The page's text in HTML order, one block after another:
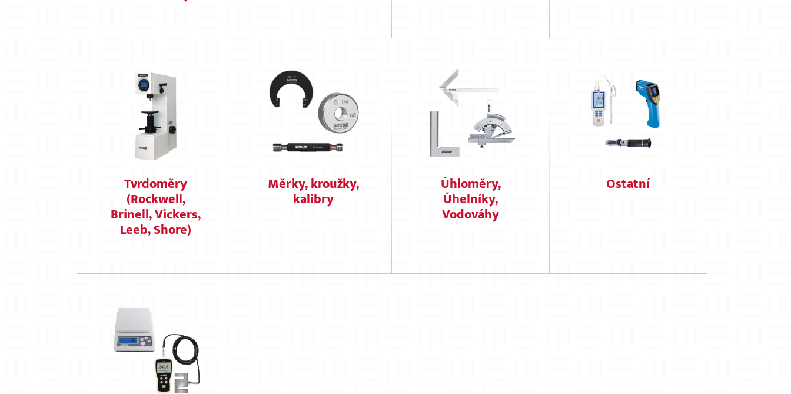
Tvrdoměry
(Rockwell,
Brinell, Vickers,
Leeb, Shore)
Měrky, kroužky,
kalibry
Úhloměry,
Úhelníky,
Vodováhy
Ostatní